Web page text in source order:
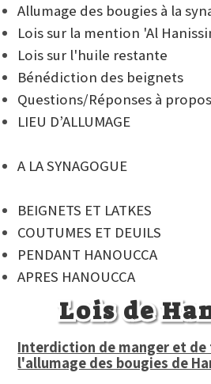
Allumage des bougies à la
Lois sur la mention 'Al
Lois sur l'huile restante
Bénédiction des beignets
Questions/Réponses à
LIEU D’ALLUMAGE
A LA SYNAGOGUE
BEIGNETS ET LATKES
COUTUMES ET DEUILS
PENDANT HANOUCCA
APRES HANOUCCA
Lois de
Interdiction de manger et
l'allumage des bougies de